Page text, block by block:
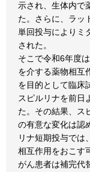
示され、生体内で
た。さらに、ラッ
単回投与によりミ
された。
そこで令和6年度
を介する薬物相互
を目的として臨床
スピルリナを前日
た。その結果、ス
の有意な変化は認
リナ短期投与では
相互作用をおこす
がん患者は補完代